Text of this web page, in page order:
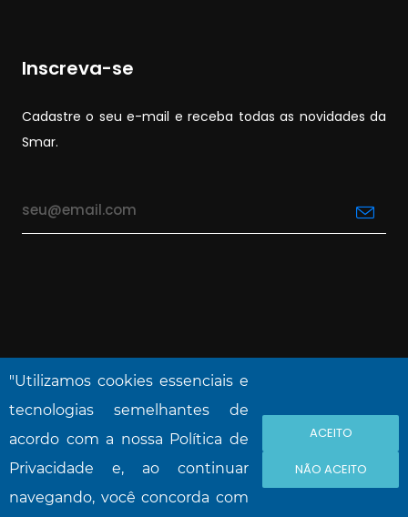
Inscreva-se
Cadastre o seu e-mail e receba todas as novidades da
Smar.
NOVA SMAR S/A © 2026. Todos os direitos
"Utilizamos cookies essenciais e
tecnologias semelhantes de
acordo com a nossa Política de
Privacidade e, ao continuar
navegando, você concorda com
ACEITO
NÃO ACEITO